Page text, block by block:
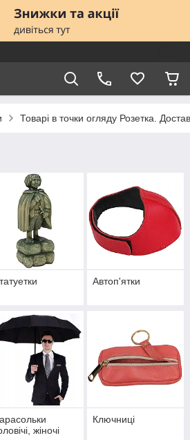
Товарі в точки огляду Розетка.
Автоп'ятки
жіночі
Ключниці